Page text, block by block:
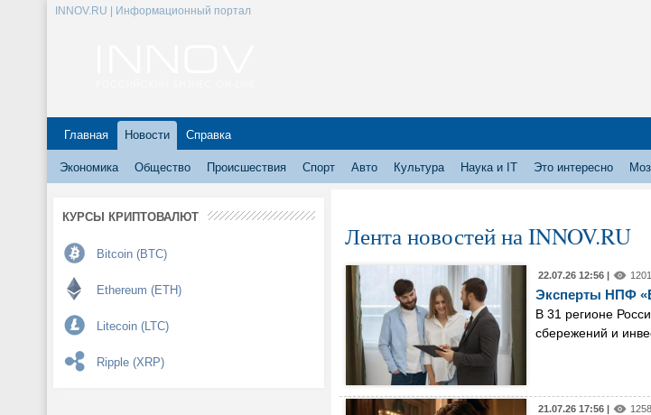
INNOV.RU | Информационный портал
Главная Новости Справка
Экономика Общество Происшествия Спорт Авто Культура Наука и IT Это интересно
КУРСЫ КРИПТОВАЛЮТ
Bitcoin (BTC)
Ethereum (ETH)
Litecoin (LTC)
Ripple (XRP)
Лента новостей на INNOV.RU
22.07.26 12:56 | 1201
Эксперты НПФ
В 31 регионе
сбережений и
21.07.26 17:56 | 1258